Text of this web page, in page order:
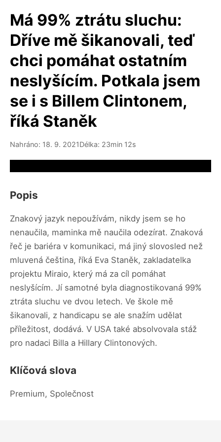
Má 99% ztrátu sluchu:
Dříve mě šikanovali, teď
chci pomáhat ostatním
neslyšícím. Potkala jsem
se i s Billem Clintonem,
říká Staněk
Nahráno: 18. 9. 2021Délka: 23min 12s
Popis
Znakový jazyk nepoužívám, nikdy jsem se ho
nenaučila, maminka mě naučila odezírat. Znaková
řeč je bariéra v komunikaci, má jiný slovosled než
mluvená čeština, říká Eva Staněk, zakladatelka
projektu Miraio, který má za cíl pomáhat
neslyšícím. Jí samotné byla diagnostikovaná 99%
ztráta sluchu ve dvou letech. Ve škole mě
šikanovali, z handicapu se ale snažím udělat
příležitost, dodává. V USA také absolvovala stáž
pro nadaci Billa a Hillary Clintonových.
Klíčová slova
Premium, Společnost